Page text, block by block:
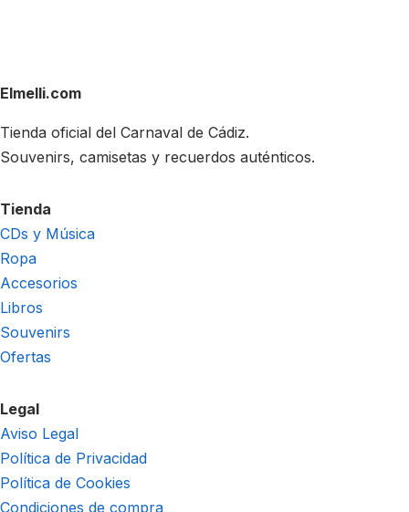
Elmelli.com
Tienda oficial del Carnaval de Cádiz.
Souvenirs, camisetas y recuerdos auténticos.
Tienda
CDs y Música
Ropa
Accesorios
Libros
Souvenirs
Ofertas
Legal
Aviso Legal
Política de Privacidad
Política de Cookies
Condiciones de compra